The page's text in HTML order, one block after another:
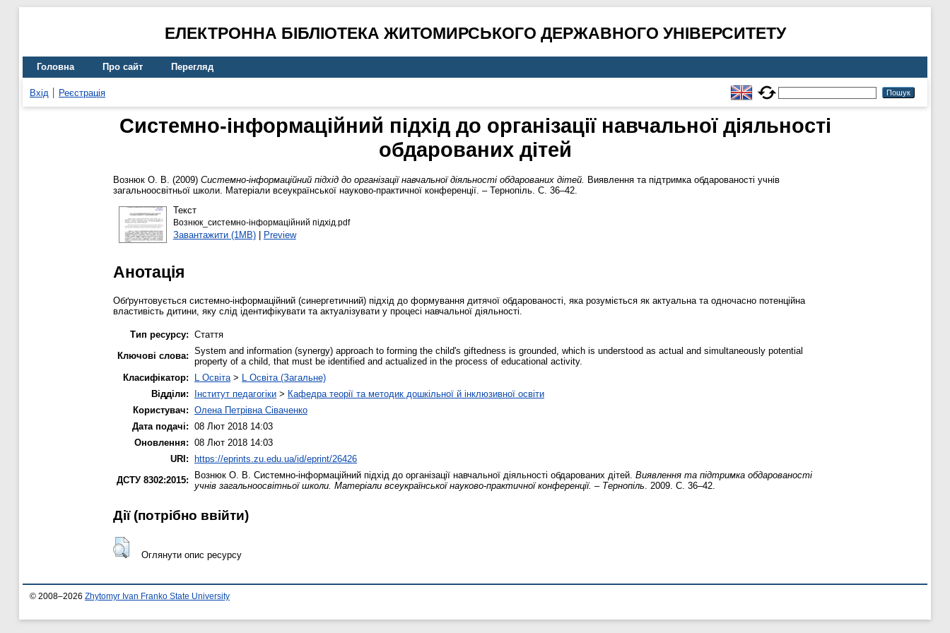
ЕЛЕКТРОННА БІБЛІОТЕКА ЖИТОМИРСЬКОГО ДЕРЖАВНОГО УНІВЕРСИТЕТУ
Головна Про сайт Перегляд
Вхід Реєстрація
Системно-інформаційний підхід до організації навчальної діяльності
обдарованих дітей
Вознюк О. В. (2009) Системно-інформаційний підхід до організації навчальної діяльності обдарованих дітей. Виявлення та підтримка обдарованості учнів
загальноосвітньої школи. Матеріали всеукраїнської науково-практичної конференції. – Тернопіль. С. 36–42.
Текст
Вознюк_системно-інформаційний підхід.pdf
Завантажити (1MB)| Preview
Анотація
Обґрунтовується системно-інформаційний (синергетичний) підхід до формування дитячої обдарованості, яка розуміється як актуальна та одночасно потенційна
властивість дитини, яку слід ідентифікувати та актуалізувати у процесі навчальної діяльності.
Тип ресурсу: Стаття
Ключові слова: System and information (synergy) approach to forming the child's giftedness is grounded, which is understood as actual and simultaneously potential
property of a child, that must be identified and actualized in the process of educational activity.
Класифікатор:
L Освіта > L Освіта (Загальне)
Відділи:
Інститут педагогіки > Кафедра теорії та методик дошкільної й інклюзивної освіти
Користувач: Олена Петрівна Сіваченко
Дата подачі: 08 Лют 2018 14:03
Оновлення: 08 Лют 2018 14:03
URI: https://eprints.zu.edu.ua/id/eprint/26426
ДСТУ 8302:2015:
Вознюк О. В. Системно-інформаційний підхід до організації навчальної діяльності обдарованих дітей. Виявлення та підтримка обдарованості
учнів загальноосвітньої школи. Матеріали всеукраїнської науково-практичної конференції. – Тернопіль . 2009. С. 36–42.
Дії ​​(потрібно ввійти)
Оглянути опис ресурсу
© 2008–2026 Zhytomyr Ivan Franko State University